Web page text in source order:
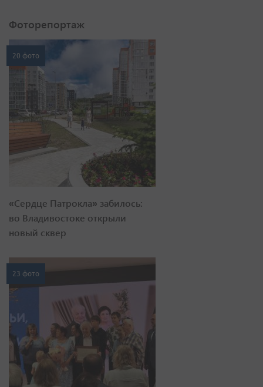
Фоторепортаж
20 фото
«Сердце Патрокла» забилось:
во Владивостоке открыли
новый сквер
23 фото